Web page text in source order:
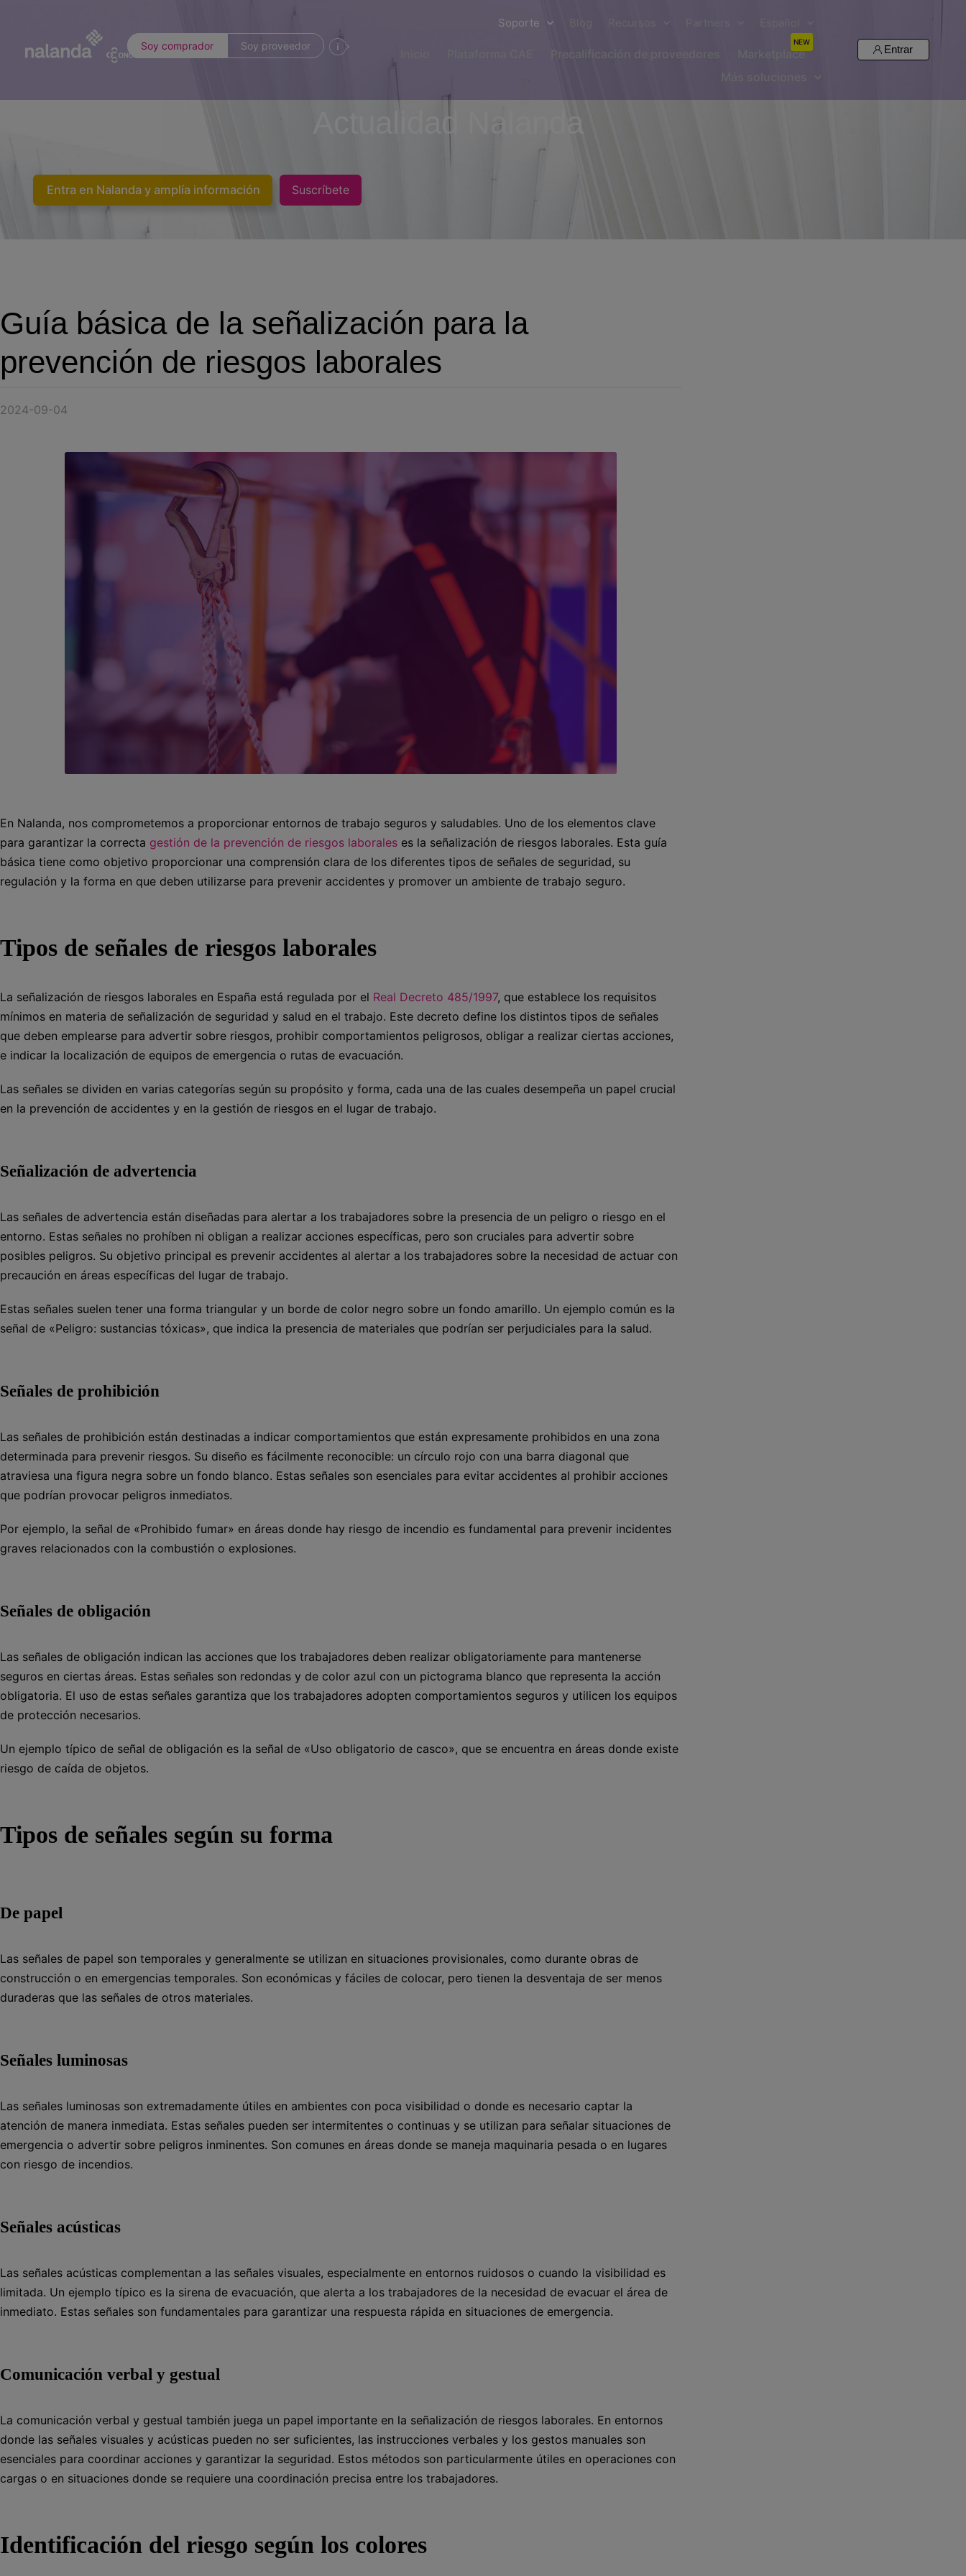
Soy comprador Soy proveedor
Soporte
Precalificación de proveedores Marketplace
NEW
Entrar
Actualidad Nalanda
Entra en Nalanda y amplía información Suscríbete
Guía básica de la señalización para la
prevención de riesgos laborales
2024-09-04
En Nalanda, nos comprometemos a proporcionar entornos de trabajo seguros y saludables. Uno de los elementos clave
para garantizar la correcta gestión de la prevención de riesgos laborales es la señalización de riesgos laborales. Esta guía
básica tiene como objetivo proporcionar una comprensión clara de los diferentes tipos de señales de seguridad, su
regulación y la forma en que deben utilizarse para prevenir accidentes y promover un ambiente de trabajo seguro.
Tipos de señales de riesgos laborales
La señalización de riesgos laborales en España está regulada por el Real Decreto 485/1997, que establece los requisitos
mínimos en materia de señalización de seguridad y salud en el trabajo. Este decreto define los distintos tipos de señales
que deben emplearse para advertir sobre riesgos, prohibir comportamientos peligrosos, obligar a realizar ciertas acciones,
e indicar la localización de equipos de emergencia o rutas de evacuación.
Las señales se dividen en varias categorías según su propósito y forma, cada una de las cuales desempeña un papel crucial
en la prevención de accidentes y en la gestión de riesgos en el lugar de trabajo.
Señalización de advertencia
Las señales de advertencia están diseñadas para alertar a los trabajadores sobre la presencia de un peligro o riesgo en el
entorno. Estas señales no prohíben ni obligan a realizar acciones específicas, pero son cruciales para advertir sobre
posibles peligros. Su objetivo principal es prevenir accidentes al alertar a los trabajadores sobre la necesidad de actuar con
precaución en áreas específicas del lugar de trabajo.
Estas señales suelen tener una forma triangular y un borde de color negro sobre un fondo amarillo. Un ejemplo común es la
señal de «Peligro: sustancias tóxicas», que indica la presencia de materiales que podrían ser perjudiciales para la salud.
Señales de prohibición
Las señales de prohibición están destinadas a indicar comportamientos que están expresamente prohibidos en una zona
determinada para prevenir riesgos. Su diseño es fácilmente reconocible: un círculo rojo con una barra diagonal que
atraviesa una figura negra sobre un fondo blanco. Estas señales son esenciales para evitar accidentes al prohibir acciones
que podrían provocar peligros inmediatos.
Por ejemplo, la señal de «Prohibido fumar» en áreas donde hay riesgo de incendio es fundamental para prevenir incidentes
graves relacionados con la combustión o explosiones.
Señales de obligación
Las señales de obligación indican las acciones que los trabajadores deben realizar obligatoriamente para mantenerse
seguros en ciertas áreas. Estas señales son redondas y de color azul con un pictograma blanco que representa la acción
obligatoria. El uso de estas señales garantiza que los trabajadores adopten comportamientos seguros y utilicen los equipos
de protección necesarios.
Un ejemplo típico de señal de obligación es la señal de «Uso obligatorio de casco», que se encuentra en áreas donde existe
riesgo de caída de objetos.
Tipos de señales según su forma
De papel
Las señales de papel son temporales y generalmente se utilizan en situaciones provisionales, como durante obras de
construcción o en emergencias temporales. Son económicas y fáciles de colocar, pero tienen la desventaja de ser menos
duraderas que las señales de otros materiales.
Señales luminosas
Las señales luminosas son extremadamente útiles en ambientes con poca visibilidad o donde es necesario captar la
atención de manera inmediata. Estas señales pueden ser intermitentes o continuas y se utilizan para señalar situaciones de
emergencia o advertir sobre peligros inminentes. Son comunes en áreas donde se maneja maquinaria pesada o en lugares
con riesgo de incendios.
Señales acústicas
Las señales acústicas complementan a las señales visuales, especialmente en entornos ruidosos o cuando la visibilidad es
limitada. Un ejemplo típico es la sirena de evacuación, que alerta a los trabajadores de la necesidad de evacuar el área de
inmediato. Estas señales son fundamentales para garantizar una respuesta rápida en situaciones de emergencia.
Comunicación verbal y gestual
La comunicación verbal y gestual también juega un papel importante en la señalización de riesgos laborales. En entornos
donde las señales visuales y acústicas pueden no ser suficientes, las instrucciones verbales y los gestos manuales son
esenciales para coordinar acciones y garantizar la seguridad. Estos métodos son particularmente útiles en operaciones con
cargas o en situaciones donde se requiere una coordinación precisa entre los trabajadores.
Identificación del riesgo según los colores